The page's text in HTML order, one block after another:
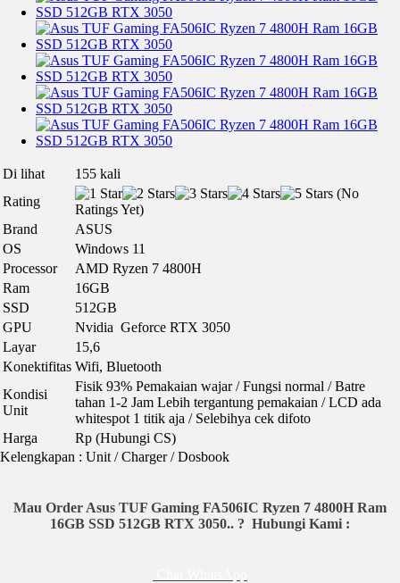
Di lihat
155 kali
Rating
(No
Ratings Yet)
Brand
ASUS
OS
Windows 11
Processor
AMD Ryzen 7 4800H
Ram
16GB
SSD
512GB
GPU
Nvidia Geforce RTX 3050
Layar
15,6
Konektifitas Wifi, Bluetooth
Kondisi
Unit
Fisik 93% Pemakaian wajar / Fungsi normal / Batre
tahan 1-2 Jam Lebih tergantung pemakaian / LCD ada
whitespot 1 titik aja / Selebihya cek difoto
Harga
Rp (Hubungi CS)
Kelengkapan : Unit / Charger / Dosbook
Mau Order Asus TUF Gaming FA506IC Ryzen 7 4800H Ram
16GB SSD 512GB RTX 3050.. ? Hubungi Kami :